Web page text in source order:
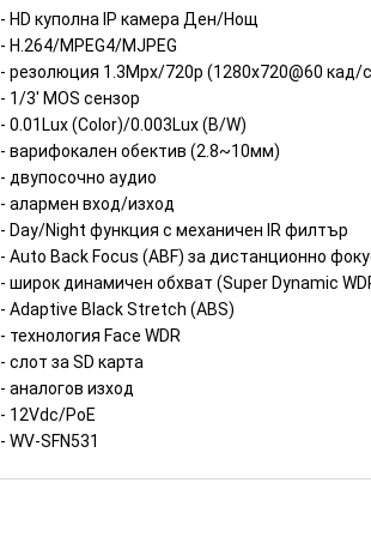
- HD куполна IP камера Ден/Нощ
- H.264/MPEG4/MJPEG
- резолюция 1.3Mpx/720p (1280x720@60 кад/
- 1/3' MOS сензор
- 0.01Lux (Color)/0.003Lux (B/W)
- варифокален обектив (2.8~10мм)
- двупосочно аудио
- алармен вход/изход
- Day/Night функция с механичен IR филтър
- Auto Back Focus (ABF) за дистанционно
- широк динамичен обхват (Super Dynamic
- Adaptive Black Stretch (ABS)
- технология Face WDR
- слот за SD карта
- аналогов изход
- 12Vdc/PoE
- WV-SFN531